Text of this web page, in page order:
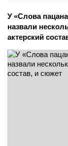
У «Слова
назвали
актерский